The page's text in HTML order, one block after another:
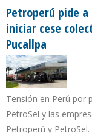
Petroperú pide
iniciar cese
Pucallpa
Tensión en Perú por
PetroSel y las
Petroperú y